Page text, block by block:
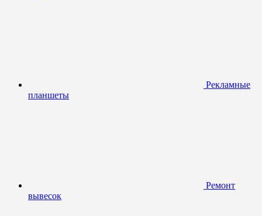
Рекламные
планшеты
Ремонт
вывесок